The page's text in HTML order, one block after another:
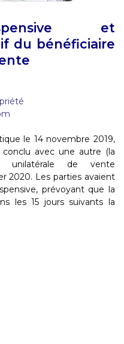
et
du bénéficiaire
le 14 novembre 2019,
avec une autre (la
unilatérale de vente
2020. Les parties avaient
prévoyant que la
les 15 jours suivants la